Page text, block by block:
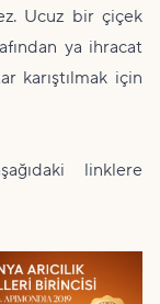
Ucuz bir çiçek
ya ihracat
karıştılmak için
linklere